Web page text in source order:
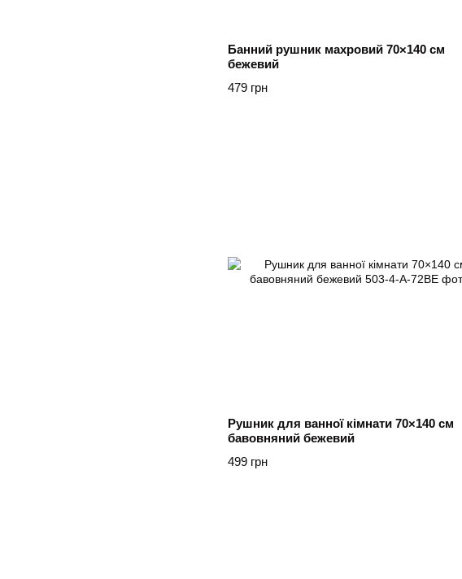
Банний рушник махровий 70×140 см
бежевий
479 грн
Рушник для ванної кімнати 70×140 см
бавовняний бежевий
499 грн